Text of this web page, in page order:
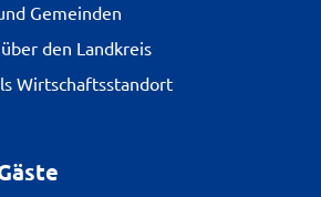
Gemeinden
den Landkreis
Wirtschaftsstandort